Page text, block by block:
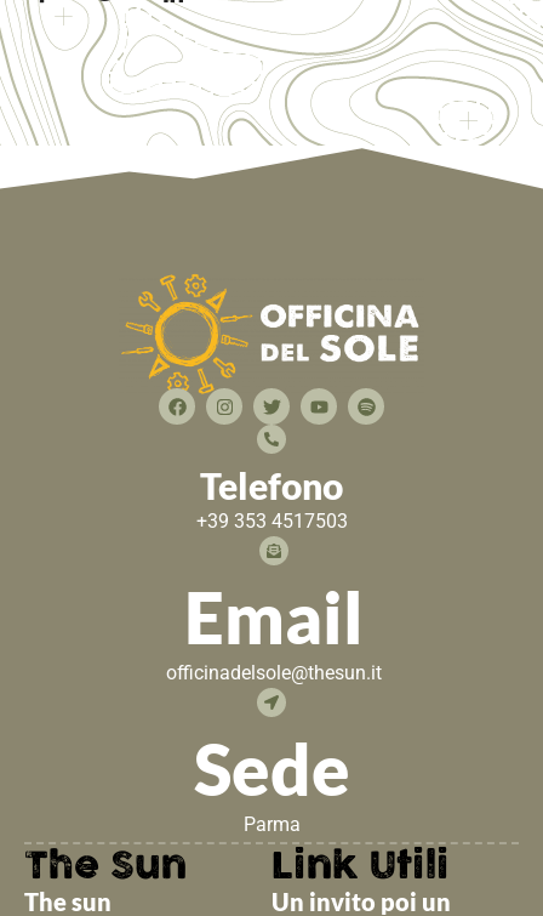
Telefono
+39 353 4517503
Email
officinadelsole@thesun.it
Sede
Parma
The Sun
The sun
Link Utili
Un invito poi un